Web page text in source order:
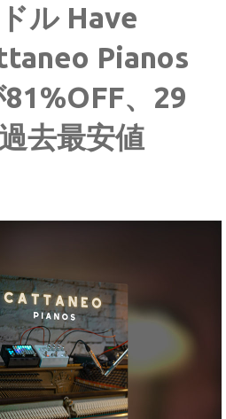
ル Have
Pianos
、29
去最安値